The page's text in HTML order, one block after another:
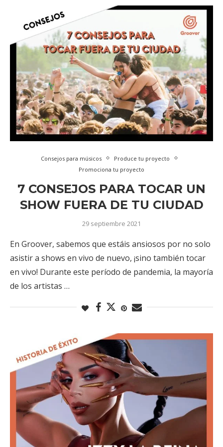
Consejos para músicos
Produce tu proyecto
Promociona tu proyecto
7 CONSEJOS PARA TOCAR UN
SHOW FUERA DE TU CIUDAD
29 septiembre 2021
En Groover, sabemos que estáis ansiosos por no solo
asistir a shows en vivo de nuevo, ¡sino también tocar
en vivo! Durante este período de pandemia, la mayoría
de los artistas …